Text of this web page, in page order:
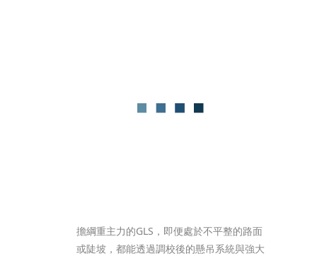
擔綱重主力的GLS，即便處於不平整的路面
或陡坡，都能透過調校後的懸吊系統與強大